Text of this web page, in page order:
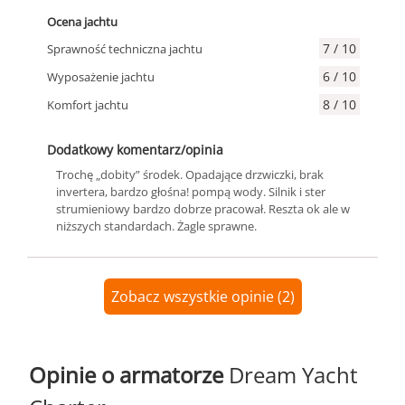
Ocena jachtu
Sprawność techniczna jachtu
7 / 10
Wyposażenie jachtu 6 / 10
Komfort jachtu 8 / 10
Dodatkowy komentarz/opinia
Trochę „dobity” środek. Opadające drzwiczki, brak
invertera, bardzo głośna! pompą wody. Silnik i ster
strumieniowy bardzo dobrze pracował. Reszta ok ale w
niższych standardach. Żagle sprawne.
Zobacz wszystkie opinie (2)
Opinie o armatorze Dream Yacht